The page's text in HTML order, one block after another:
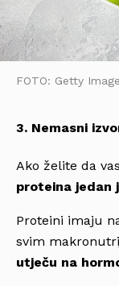
FOTO: Getty
3. Nemasni
Ako želite da
proteina jedan
Proteini imaju
svim
utječu na